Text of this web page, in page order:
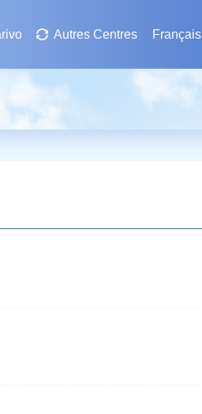
Autres Centres Français